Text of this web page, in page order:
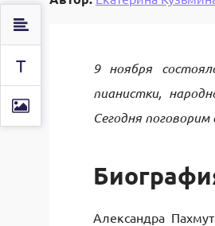
9 ноября
пианистки,
Сегодня
Александра
Т